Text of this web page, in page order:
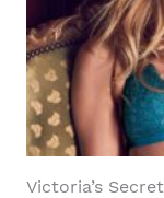
Victoria’s